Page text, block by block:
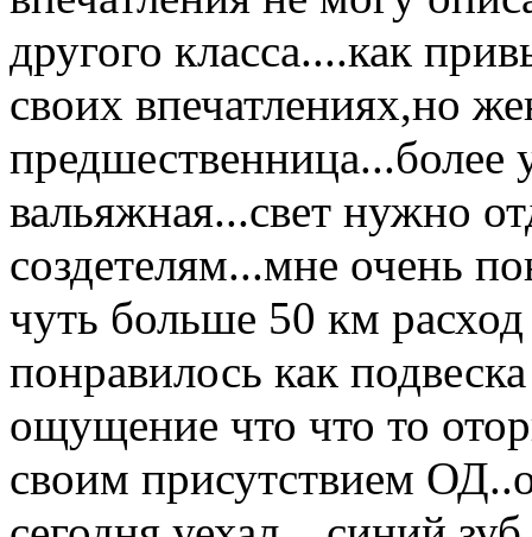
другого класса....как
своих впечатлениях,но
предшественница...более
вальяжная...свет нужно
создетелям...мне очень
чуть больше 50 км
понравилось как
ощущение что что то
своим присутствием